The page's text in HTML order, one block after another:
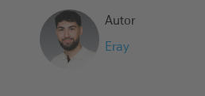
s
Autor
Eray